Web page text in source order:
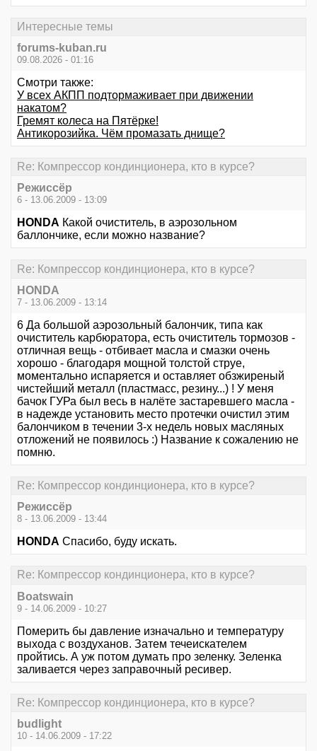
Интересные темы
forums-kuban.ru
09.08.2026 - 01:16
Смотри также:
У всех АКПП подтормаживает при движении
накатом?
Гремят колеса на Пятёрке!
Антикорозийка. Чём промазать днище?
Re: Компрессор кондинционера, кто в курсе?
Режиссёр
6 - 13.06.2009 - 13:09
HONDA Какой очиститель, в аэрозольном
баллончике, если можно название?
Re: Компрессор кондинционера, кто в курсе?
HONDA
7 - 13.06.2009 - 13:14
6 Да большой аэрозольный балончик, типа как
очиститель карбюратора, есть очиститель тормозов -
отличная вещь - отбивает масла и смазки очень
хорошо - благодаря мощной толстой струе,
моментально испаряется и оставляет обзжиреный
чистейший металл (пластмасс, резину...) ! У меня
бачок ГУРа был весь в налёте застаревшего масла -
в надежде установить место протечки очистил этим
балончиком в течении 3-х недель новых масляных
отложений не появилось :) Название к сожалению не
помню.
Re: Компрессор кондинционера, кто в курсе?
Режиссёр
8 - 13.06.2009 - 13:44
HONDA Спасибо, буду искать.
Re: Компрессор кондинционера, кто в курсе?
Boatswain
9 - 14.06.2009 - 10:27
Померить бы давление изначально и температуру
выхода с воздуханов. Затем течеискателем
пройтись. А уж потом думать про зеленку. Зеленка
заливается через заправочный ресивер.
Re: Компрессор кондинционера, кто в курсе?
budlight
10 - 14.06.2009 - 17:22